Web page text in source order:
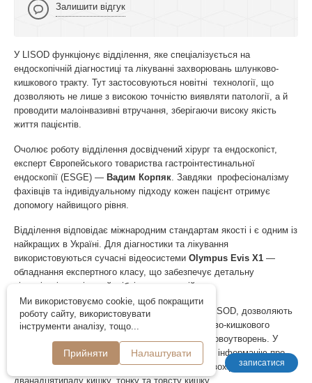
Залишити відгук
У LISOD функціонує відділення, яке спеціалізується на
ендоскопічній діагностиці та лікуванні захворювань шлунково-
кишкового тракту. Тут застосовуються новітні технології, що
дозволяють не лише з високою точністю виявляти патології, а й
проводити малоінвазивні втручання, зберігаючи високу якість
життя пацієнтів.
Очолює роботу відділення досвідчений хірург та ендоскопіст,
експерт Європейського товариства гастроінтестинальної
ендоскопії (ESGE) — Вадим Корпяк . Завдяки професіоналізму
фахівців та індивідуальному підходу кожен пацієнт отримує
допомогу найвищого рівня.
Відділення відповідає міжнародним стандартам якості і є одним із
найкращих в Україні. Для діагностики та лікування
використовуються сучасні відеосистеми Olympus Evis X1 —
обладнання експертного класу, що забезпечує детальну
візуалізацію навіть найдрібніших патологій.
Ендоскопічні дослідження, які проводяться у LISOD, дозволяють
виявляти широкий спектр захворювань шлунково-кишкового
тракту: від запальних процесів до злоякісних новоутворень. У
процесі обстеження лікарі отримують детальну інформацію про
стан органів травної системи, включаючи стравохід, шлунок,
дванадцятипалу кишку, тонку та товсту кишку.
записатися
Ми використовуємо cookie, щоб покращити
роботу сайту, використовувати
інструменти аналізу, тощо...
Прийняти Налаштувати